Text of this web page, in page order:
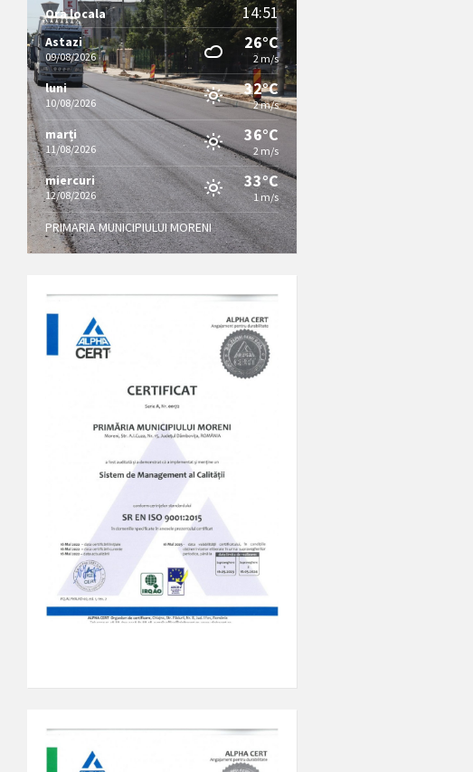
Ora locala 14:51
Astazi
09/08/2026
26°C
2 m/s
luni
10/08/2026
32°C
2 m/s
marți
11/08/2026
36°C
2 m/s
miercuri
12/08/2026
33°C
1 m/s
PRIMARIA MUNICIPIULUI MORENI